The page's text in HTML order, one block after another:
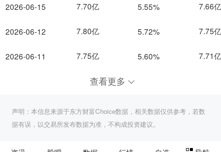
2026-06-15
2026-06-12
2026-06-11
7.70亿 5.55% 7.66亿
7.80亿 5.72% 7.75亿
7.75亿 5.60% 7.71亿
查看更多
声明：本信息来源于东方财富Choice数据，相关数据仅供参考，若数
据有误，以交易所发布数据为准，不构成投资建议。